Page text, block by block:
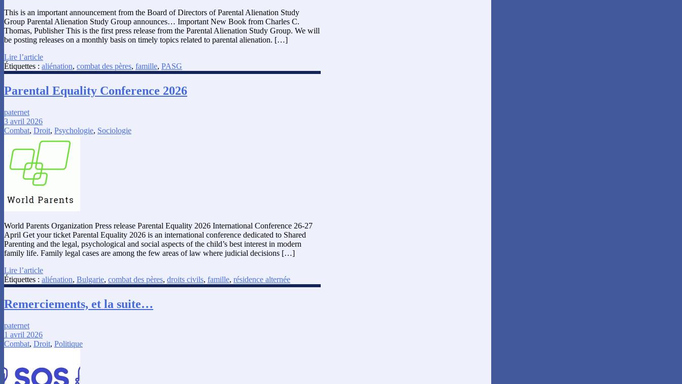
This is an important announcement from the Board of Directors of Parental Alienation Study
Group Parental Alienation Study Group announces… Important New Book from Charles C.
Thomas, Publisher‍ This is the first press release from the Parental Alienation Study Group. We will
be posting releases on a monthly basis on timely topics related to parental alienation. […]
Lire l’article
Étiquettes : aliénation, combat des pères, famille, PASG
Parental Equality Conference 2026
paternet
3 avril 2026
Combat, Droit, Psychologie, Sociologie
World Parents Organization Press release Parental Equality 2026 International Conference 26-27
April Get your ticket Parental Equality 2026 is an international conference dedicated to Shared
Parenting and the legal, psychological and social aspects of the child’s best interest in modern
family life. Family legal cases are among the few areas of law where judicial decisions […]
Lire l’article
Étiquettes : aliénation, Bulgarie, combat des pères, droits civils, famille, résidence alternée
Remerciements, et la suite…
paternet
1 avril 2026
Combat, Droit, Politique